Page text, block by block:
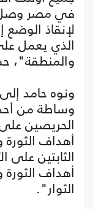
في مصر وصل
لإنقاذ
الذي يعمل
والمنطقة"،
ونوه حامد
وساطة من
الحريصين
أهداف
الثابتين
أهداف
الثوار".